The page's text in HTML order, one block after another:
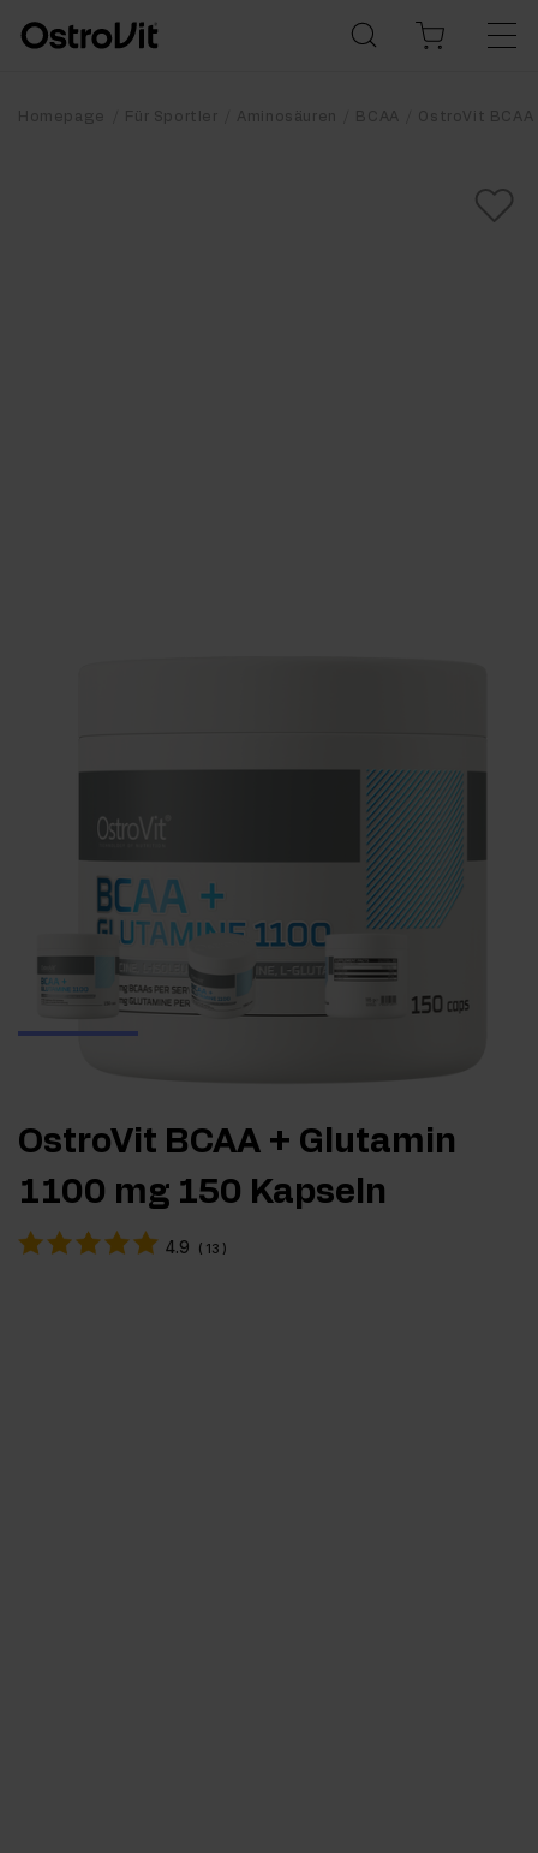
Homepage Für Sportler Aminosäuren BCAA OstroVit
OstroVit BCAA + Glutamin
1100 mg 150 Kapseln
4.9 ( 13 )